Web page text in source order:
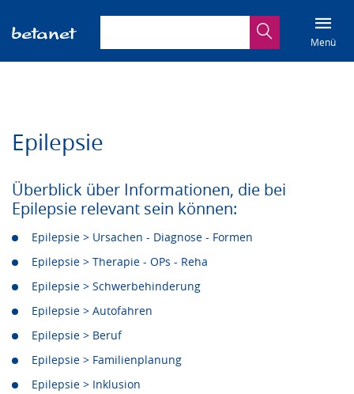
SucheMenü
Epilepsie
Überblick über Informationen, die bei
Epilepsie relevant sein können:
Epilepsie > Ursachen - Diagnose - Formen
Epilepsie > Therapie - OPs - Reha
Epilepsie > Schwerbehinderung
Epilepsie > Autofahren
Epilepsie > Beruf
Epilepsie > Familienplanung
Epilepsie > Inklusion